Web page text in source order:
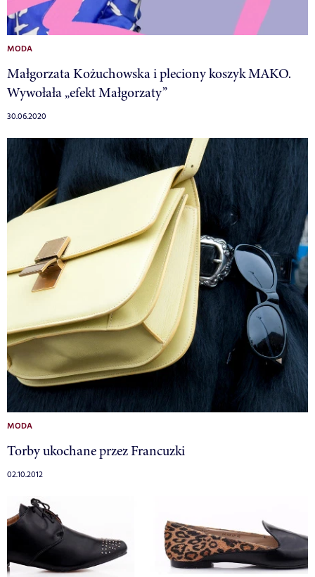
MODA
Małgorzata Kożuchowska i pleciony koszyk MAKO.
Wywołała „efekt Małgorzaty”
30.06.2020
MODA
Torby ukochane przez Francuzki
02.10.2012